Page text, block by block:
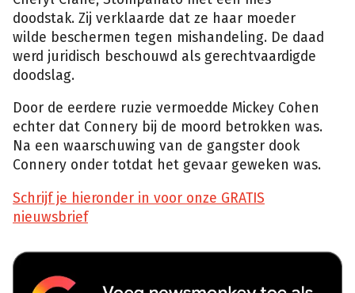
doodstak. Zij verklaarde dat ze haar moeder
wilde beschermen tegen mishandeling. De daad
werd juridisch beschouwd als gerechtvaardigde
doodslag.
Door de eerdere ruzie vermoedde Mickey Cohen
echter dat Connery bij de moord betrokken was.
Na een waarschuwing van de gangster dook
Connery onder totdat het gevaar geweken was.
Schrijf je hieronder in voor onze GRATIS
nieuwsbrief